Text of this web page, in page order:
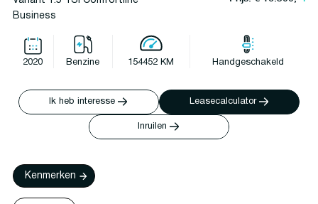
Business
2020 Benzine 154452 KM Handgeschakeld
Ik heb interesse Leasecalculator
Inruilen
Kenmerken